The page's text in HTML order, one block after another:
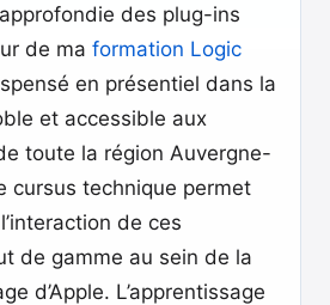
approfondie des plug-ins
de ma formation Logic
en présentiel dans la
et accessible aux
toute la région Auvergne-
cursus technique permet
de ces
de gamme au sein de la
d’Apple. L’apprentissage